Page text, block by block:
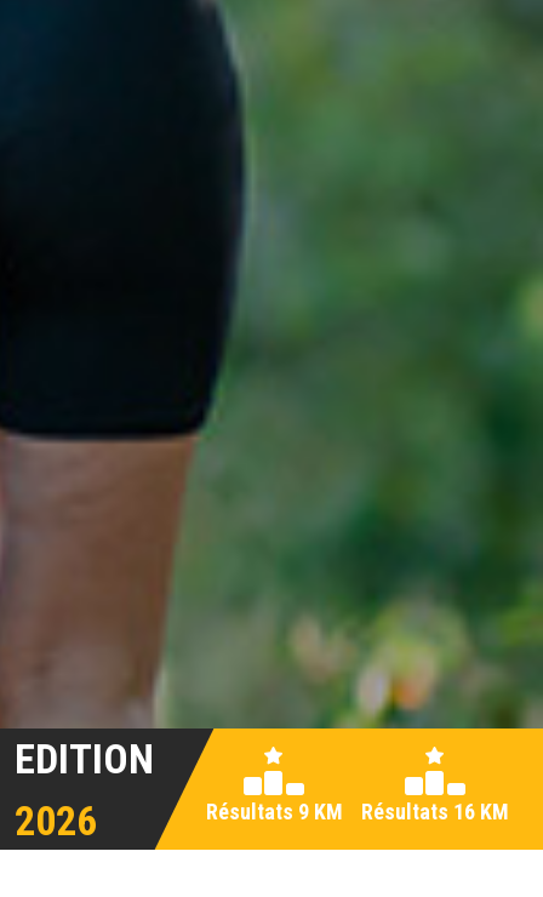
EDITION
2026
Résultats 9 KM Résultats 16 KM